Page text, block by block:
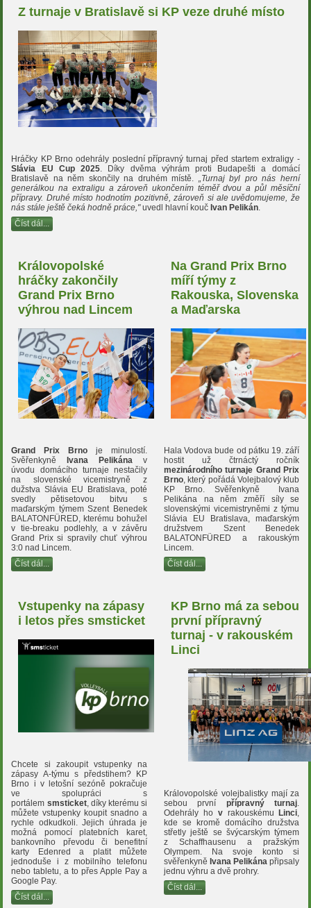
Z turnaje v Bratislavě si KP veze druhé místo
Hráčky KP Brno odehrály poslední přípravný turnaj před startem extraligy -
Slávia EU Cup 2025 . Díky dvěma výhrám proti Budapešti a domácí
Bratislavě na něm skončily na druhém místě.
„Turnaj byl pro nás herní
generálkou na extraligu a zároveň ukončením téměř dvou a půl měsíční
přípravy. Druhé místo hodnotím pozitivně, zároveň si ale uvědomujeme, že
nás stále ještě čeká hodně práce,"uvedl hlavní koučIvan Pelikán
Číst dál...
Královopolské
hráčky zakončily
Grand Prix Brno
výhrou nad Lincem
Grand Prix Brno je minulostí.
SvěřenkyněIvana Pelikána v
úvodu domácího turnaje nestačily
na slovenské vicemistryně z
dužstva Slávia EU Bratislava, poté
svedly pětisetovou bitvu s
maďarským týmem Szent Benedek
BALATONFÜRED, kterému bohužel
v tie-breaku podlehly, a v závěru
Grand Prix si spravily chuť výhrou
3:0 nad Lincem.
Číst dál...
Na Grand Prix Brno
míří týmy z
Rakouska, Slovenska
a Maďarska
Hala Vodova bude od pátku 19. září
hostit už čtrnáctý ročník
mezinárodního turnaje Grand Prix
Brno, který pořádá Volejbalový klub
KP Brno. Svěřenkyně Ivana
Pelikána na něm změří síly se
slovenskými vicemistryněmi z týmu
Slávia EU Bratislava, maďarským
družstvem Szent Benedek
BALATONFÜRED a rakouským
Lincem.
Číst dál...
Vstupenky na zápasy
i letos přes smsticket
Chcete si zakoupit vstupenky na
zápasy A-týmu s předstihem? KP
Brno i v letošní sezóně pokračuje
ve spolupráci s
portálem smsticket, díky kterému si
můžete vstupenky koupit snadno a
rychle odkudkoli. Jejich úhrada je
možná pomocí platebních karet,
bankovního převodu či benefitní
karty Edenred a platit můžete
jednoduše i z mobilního telefonu
nebo tabletu, a to přes Apple Pay a
Google Pay.
Číst dál...
KP Brno má za sebou
první přípravný
turnaj - v rakouském
Linci
Královopolské volejbalistky mají za
sebou první přípravný turnaj
Odehrály ho vrakouskémuLinci
kde se kromě domácího družstva
střetly ještě se švýcarským týmem
z Schaffhausenu a pražským
Olympem. Na svoje konto si
svěřenkyněIvana Pelikána připsaly
jednu výhru a dvě prohry.
Číst dál...